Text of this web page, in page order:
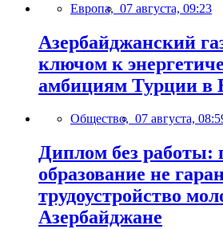
Европа, 07 августа, 09:23
Азербайджанский
ключом к
амбициям Турции в
Общество, 07 августа,
Диплом без работы:
образование не
трудоустройство
Азербайджане